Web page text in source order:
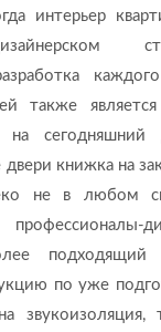
интерьер
также
на сегодняшний
книжка на
не в любом
по уже
звукоизоляция,